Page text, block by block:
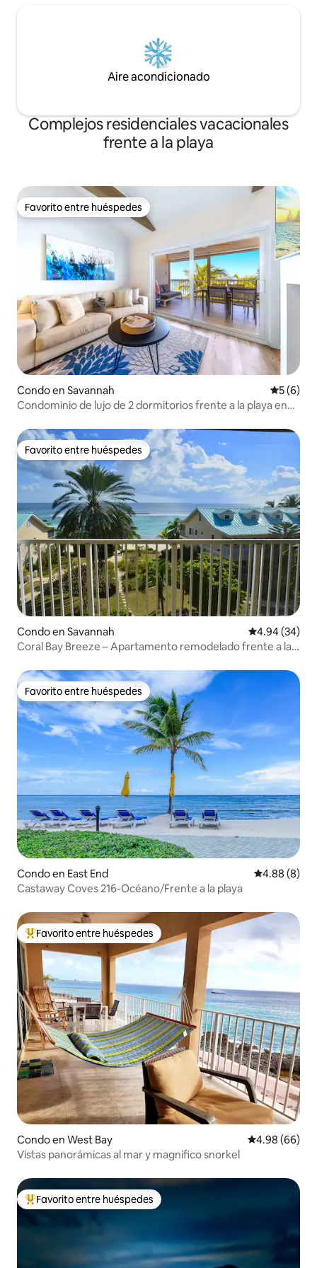
Aire acondicionado
Complejos residenciales vacacionales
frente a la playa
Favorito entre huéspedes
Favorito entre huéspedes
Condo en Savannah
5 (6)
Condominio de lujo de 2 dormitorios frente a la playa en
Favorito entre huéspedes
Favorito entre huéspedes
Condo en Savannah Calificación
4.94 (34)
Coral Bay Breeze – Apartamento remodelado frente a la
Favorito entre huéspedes
Favorito entre huéspedes
Condo en East End Calificación
4.88 (8)
Castaway Coves 216-Océano/Frente a la playa
Favorito entre huéspedes preferido
Favorito entre huéspedes
Condo en West Bay Calificación
4.98 (66)
Vistas panorámicas al mar y magnífico snorkel
Favorito entre huéspedes preferido
Favorito entre huéspedes